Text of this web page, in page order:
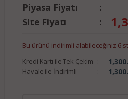
Piyasa Fiyatı
:
Site Fiyatı
:
Bu ürünü indirimli alabileceğiniz 6
Kredi Kartı ile Tek Çekim :
Havale ile İndirimli :